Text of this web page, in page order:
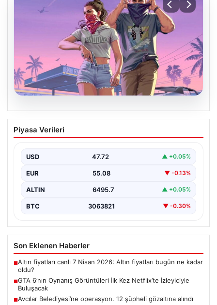
GTA 6’nın Oynanış Görüntüleri İlk Kez
Netflix’te İzleyiciyle Buluşacak
olan Grand Theft Auto 6’nın oynanış videosunun 27…
Piyasa Verileri
USD 47.72 ▲ +0.05%
EUR 55.08 ▼ -0.13%
ALTIN 6495.7 ▲ +0.05%
BTC 3063821 ▼ -0.30%
Son Eklenen Haberler
■Altın fiyatları canlı 7 Nisan 2026: Altın fiyatları bugün ne kadar
oldu?
■GTA 6’nın Oynanış Görüntüleri İlk Kez Netflix’te İzleyiciyle
Buluşacak
■Avcılar Belediyesi’ne operasyon. 12 şüpheli gözaltına alındı